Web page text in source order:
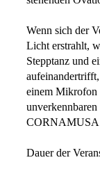
Wenn sich der
Licht erstrahlt,
Stepptanz und
einem Mikrofon
CORNAMUSA
Dauer der